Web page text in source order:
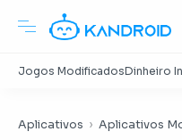
Aplicativos Aplicativos